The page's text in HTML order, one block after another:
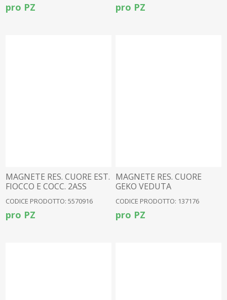
pro PZ pro PZ
MAGNETE RES. CUORE EST.
FIOCCO E COCC. 2ASS
CODICE PRODOTTO: 5570916
pro PZ
MAGNETE RES. CUORE
GEKO VEDUTA
MEDITERRANEA
CODICE PRODOTTO: 137176
pro PZ